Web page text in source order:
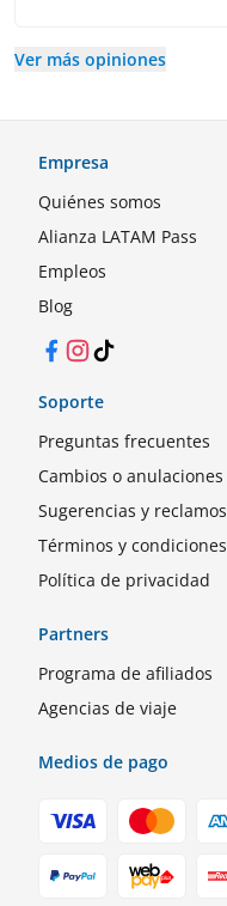
Ver más opiniones
Empresa
Quiénes somos
Alianza LATAM Pass
Empleos
Blog
Facebook
Instagram
TikTok
Soporte
Preguntas frecuentes
Cambios o anulaciones
Sugerencias y reclamos
Términos y condiciones
Política de privacidad
Partners
Programa de afiliados
Agencias de viaje
Medios de pago